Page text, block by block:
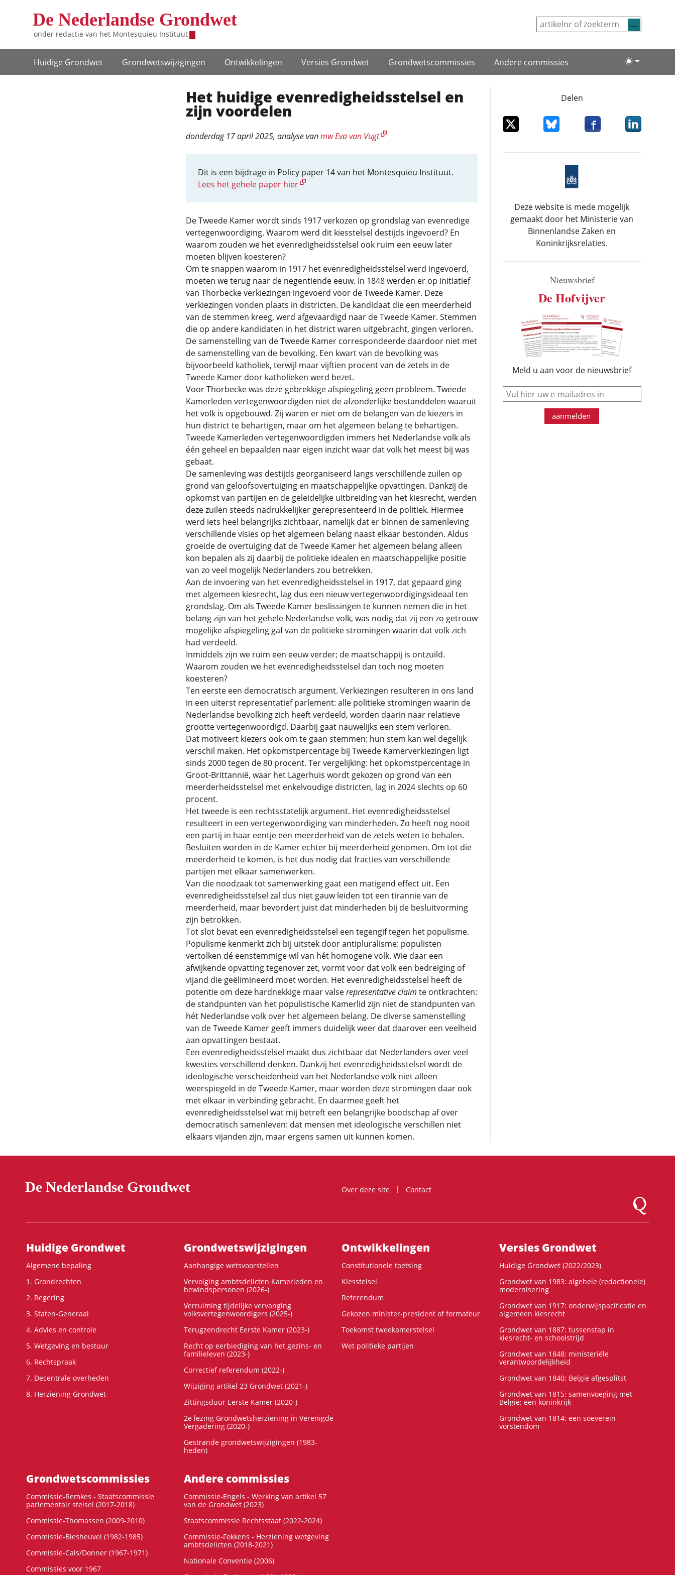
De Nederlandse Grondwet
onder redactie van het Montesquieu Instituut
Lichte/
Hoofdnavigatie
Huidige Grondwet Grondwets­wijzigingen Ontwikke­lingen Versies Grondwet Grondwets­commissies Andere commissies
Het huidige evenredigheids­stelsel en
zijn voordelen
donderdag 17 april 2025, analyse vanmw Eva van Vugt
Dit is een bijdrage in Policy paper 14 van het Montesquieu Instituut.
Lees het gehele paper hier
De Tweede Kamer wordt sinds 1917 verkozen op grondslag van evenredige
vertegenwoordiging. Waarom werd dit kiesstelsel destijds ingevoerd? En
waarom zouden we het evenredigheidsstelsel ook ruim een eeuw later
moeten blijven koesteren?
Om te snappen waarom in 1917 het evenredigheidsstelsel werd ingevoerd,
moeten we terug naar de negentiende eeuw. In 1848 werden er op initiatief
van Thorbecke verkiezingen ingevoerd voor de Tweede Kamer. Deze
verkiezingen vonden plaats in districten. De kandidaat die een meerderheid
van de stemmen kreeg, werd afgevaardigd naar de Tweede Kamer. Stemmen
die op andere kandidaten in het district waren uitgebracht, gingen verloren.
De samenstelling van de Tweede Kamer correspondeerde daardoor niet met
de samenstelling van de bevolking. Een kwart van de bevolking was
bijvoorbeeld katholiek, terwijl maar vijftien procent van de zetels in de
Tweede Kamer door katholieken werd bezet.
Voor Thorbecke was deze gebrekkige afspiegeling geen probleem. Tweede
Kamerleden vertegenwoordigden niet de afzonderlijke bestanddelen waaruit
het volk is opgebouwd. Zij waren er niet om de belangen van de kiezers in
hun district te behartigen, maar om het algemeen belang te behartigen.
Tweede Kamerleden vertegenwoordigden immers het Nederlandse volk als
één geheel en bepaalden naar eigen inzicht waar dat volk het meest bij was
gebaat.
De samenleving was destijds georganiseerd langs verschillende zuilen op
grond van geloofsovertuiging en maatschappelijke opvattingen. Dankzij de
opkomst van partijen en de geleidelijke uitbreiding van het kiesrecht, werden
deze zuilen steeds nadrukkelijker gerepresenteerd in de politiek. Hiermee
werd iets heel belangrijks zichtbaar, namelijk dat er binnen de samenleving
verschillende visies op het algemeen belang naast elkaar bestonden. Aldus
groeide de overtuiging dat de Tweede Kamer het algemeen belang alleen
kon bepalen als zij daarbij de politieke idealen en maatschappelijke positie
van zo veel mogelijk Nederlanders zou betrekken.
Aan de invoering van het evenredigheidsstelsel in 1917, dat gepaard ging
met algemeen kiesrecht, lag dus een nieuw vertegenwoordigingsideaal ten
grondslag. Om als Tweede Kamer beslissingen te kunnen nemen die in het
belang zijn van het gehele Nederlandse volk, was nodig dat zij een zo getrouw
mogelijke afspiegeling gaf van de politieke stromingen waarin dat volk zich
had verdeeld.
Inmiddels zijn we ruim een eeuw verder; de maatschappij is ontzuild.
Waarom zouden we het evenredigheidsstelsel dan toch nog moeten
koesteren?
Ten eerste een democratisch argument. Verkiezingen resulteren in ons land
in een uiterst representatief parlement: alle politieke stromingen waarin de
Nederlandse bevolking zich heeft verdeeld, worden daarin naar relatieve
grootte vertegenwoordigd. Daarbij gaat nauwelijks een stem verloren.
Dat motiveert kiezers ook om te gaan stemmen: hun stem kan wel degelijk
verschil maken. Het opkomstpercentage bij Tweede Kamerverkiezingen ligt
sinds 2000 tegen de 80 procent. Ter vergelijking: het opkomstpercentage in
Groot-Brittannië, waar het Lagerhuis wordt gekozen op grond van een
meerderheidsstelsel met enkelvoudige districten, lag in 2024 slechts op 60
procent.
Het tweede is een rechtsstatelijk argument. Het evenredigheidsstelsel
resulteert in een vertegenwoordiging van minderheden. Zo heeft nog nooit
een partij in haar eentje een meerderheid van de zetels weten te behalen.
Besluiten worden in de Kamer echter bij meerderheid genomen. Om tot die
meerderheid te komen, is het dus nodig dat fracties van verschillende
partijen met elkaar samenwerken.
Van die noodzaak tot samenwerking gaat een matigend effect uit. Een
evenredigheidsstelsel zal dus niet gauw leiden tot een tirannie van de
meerderheid, maar bevordert juist dat minderheden bij de besluitvorming
zijn betrokken.
Tot slot bevat een evenredigheidsstelsel een tegengif tegen het populisme.
Populisme kenmerkt zich bij uitstek door antipluralisme: populisten
vertolken dé eenstemmige wil van hét homogene volk. Wie daar een
afwijkende opvatting tegenover zet, vormt voor dat volk een bedreiging of
vijand die geëlimineerd moet worden. Het evenredigheidsstelsel heeft de
potentie om deze hardnekkige maar valserepresentative claim te ontkrachten:
de standpunten van het populistische Kamerlid zijn niet de standpunten van
hét Nederlandse volk over het algemeen belang. De diverse samenstelling
van de Tweede Kamer geeft immers duidelijk weer dat daarover een veelheid
aan opvattingen bestaat.
Een evenredigheidsstelsel maakt dus zichtbaar dat Nederlanders over veel
kwesties verschillend denken. Dankzij het evenredigheidsstelsel wordt de
ideologische verscheidenheid van het Nederlandse volk niet alleen
weerspiegeld in de Tweede Kamer, maar worden deze stromingen daar ook
met elkaar in verbinding gebracht. En daarmee geeft het
evenredigheidsstelsel wat mij betreft een belangrijke boodschap af over
democratisch samenleven: dat mensen met ideologische verschillen niet
elkaars vijanden zijn, maar ergens samen uit kunnen komen.
Delen
Deel dit item op XDeel dit item op Bluesky
Deel dit item op
Deel dit
Deze website is mede mogelijk
gemaakt door het Ministerie van
Binnenlandse Zaken en
Koninkrijksrelaties.
Nieuwsbrief
De Hofvijver
Meld u aan voor de nieuwsbrief
e-mail
aanmelden
De Nederlandse Grondwet Over deze site
Contact
Logo
Hoofdnavigatie
Huidige Grondwet
Algemene bepaling
1. Grondrechten
2. Regering
3. Staten-Generaal
4. Advies en controle
5. Wetgeving en bestuur
6. Rechtspraak
7. Decentrale overheden
8. Herziening Grondwet
Grondwets­wijzigingen
Aanhangige wetsvoorstellen
Vervolging ambtsdelicten Kamerleden en
bewindspersonen (2026-)
Verruiming tijdelijke vervanging
volksvertegenwoordigers (2025-)
Terugzendrecht Eerste Kamer (2023-)
Recht op eerbiediging van het gezins- en
familieleven (2023-)
Correctief referendum (2022-)
Wijziging artikel 23 Grondwet (2021-)
Zittingsduur Eerste Kamer (2020-)
2e lezing Grondwetsherziening in Verenigde
Vergadering (2020-)
Gestrande grondwetswijzigingen (1983-
heden)
Ontwikke­lingen
Constitutionele toetsing
Kiesstelsel
Referendum
Gekozen minister-president of formateur
Toekomst tweekamerstelsel
Wet politieke partijen
Versies Grondwet
Huidige Grondwet (2022/2023)
Grondwet van 1983: algehele (redactionele)
modernisering
Grondwet van 1917: onderwijspacificatie en
algemeen kiesrecht
Grondwet van 1887: tussenstap in
kiesrecht- en schoolstrijd
Grondwet van 1848: ministeriële
verantwoordelijkheid
Grondwet van 1840: België afgesplitst
Grondwet van 1815: samenvoeging met
België: een koninkrijk
Grondwet van 1814: een soeverein
vorstendom
Grondwets­commissies
Commissie-Remkes - Staatscommissie
parlementair stelsel (2017-2018)
Commissie-Thomassen (2009-2010)
Commissie-Biesheuvel (1982-1985)
Commissie-Cals/Donner (1967-1971)
Commissies voor 1967
Andere commissies
Commissie-Engels - Werking van artikel 57
van de Grondwet (2023)
Staatscommissie Rechtsstaat (2022-2024)
Commissie-Fokkens - Herziening wetgeving
ambtsdelicten (2018-2021)
Nationale Conventie (2006)